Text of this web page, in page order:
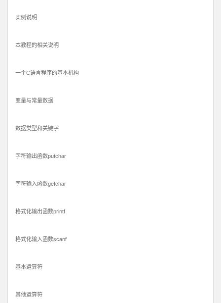
实例说明
本教程的相关说明
一个C语言程序的基本机构
变量与常量数据
数据类型和关键字
字符输出函数putchar
字符输入函数getchar
格式化输出函数printf
格式化输入函数scanf
基本运算符
其他运算符